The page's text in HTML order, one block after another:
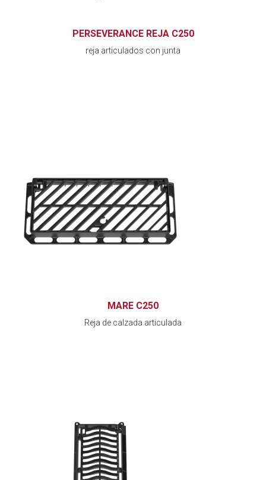
PERSEVERANCE REJA C250
reja articulados con junta
MARE C250
Reja de calzada articulada